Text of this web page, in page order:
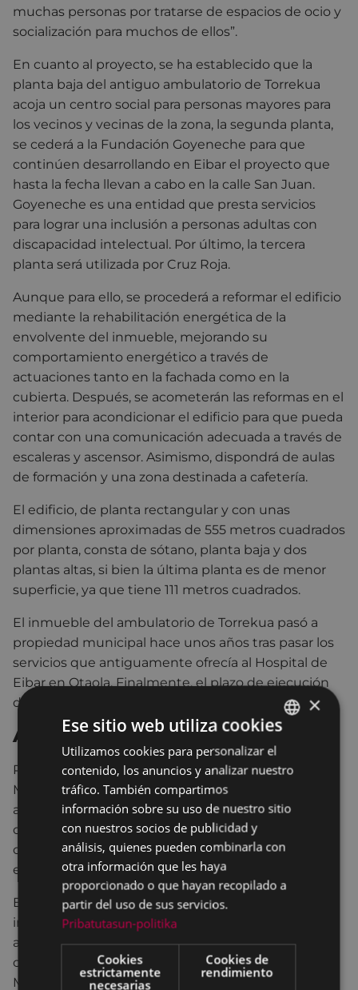
muchas personas por tratarse de espacios de ocio y
socialización para muchos de ellos”.
En cuanto al proyecto, se ha establecido que la
planta baja del antiguo ambulatorio de Torrekua
acoja un centro social para personas mayores para
los vecinos y vecinas de la zona, la segunda planta,
se cederá a la Fundación Goyeneche para que
continúen desarrollando en Eibar el proyecto que
hasta la fecha llevan a cabo en la calle San Juan.
Goyeneche es una entidad que presta servicios
para lograr una inclusión a personas adultas con
discapacidad intelectual. Por último, la tercera
planta será utilizada por Cruz Roja.
Aunque para ello, se procederá a reformar el edificio
mediante la rehabilitación energética de la
envolvente del inmueble, mejorando su
comportamiento energético a través de
actuaciones tanto en la fachada como en la
cubierta. Después, se acometerán las reformas en el
interior para acondicionar el edificio para que pueda
contar con una comunicación adecuada a través de
escaleras y ascensor. Asimismo, dispondrá de aulas
de formación y una zona destinada a cafetería.
El edificio, de planta rectangular y con unas
dimensiones aproximadas de 555 metros cuadrados
por planta, consta de sótano, planta baja y dos
plantas altas, si bien la última planta es de menor
superficie, ya que tiene 111 metros cuadrados.
El inmueble del ambulatorio de Torrekua pasó a
propiedad municipal hace unos años tras pasar los
servicios que antiguamente ofrecía al Hospital de
Eibar en Otaola. Finalmente, el plazo de ejecución
del contrato será de 60 semanas.
Aseo bidegorri
Por otro lado, el Ayuntamiento ya adjudicó la obra a
MEATZALDE INSTALACIONES SL para construir el
aseo público en el bidegorri Eibar-Elgoibar. Las
obras comenzarán esta misma semana y cuentan
con una inversión de 91.960,00 euros. El plazo de
ejecución es de 8 semanas.
En los últimos meses, el Ayuntamiento de Eibar ha
instalado bancos en Maltzaga, donde lo permitía la
anchura del bidegorri, que en otros tramos
complica la instalación de determinados servicios.
Maltzaga será también la zona donde se ubique el
BASQUE
SPANISH
×
Ese sitio web utiliza cookies
Utilizamos cookies para personalizar el
contenido, los anuncios y analizar nuestro
tráfico. También compartimos
información sobre su uso de nuestro sitio
con nuestros socios de publicidad y
análisis, quienes pueden combinarla con
otra información que les haya
proporcionado o que hayan recopilado a
partir del uso de sus servicios.
Pribatutasun-politika
Cookies
estrictamente
necesarias
Cookies de
rendimiento